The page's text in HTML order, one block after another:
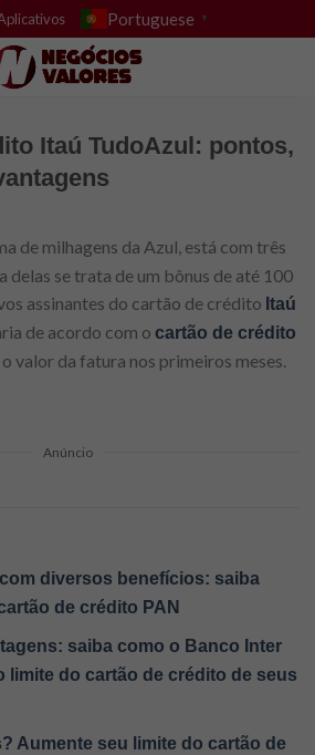
Portuguese ▼
Itaú TudoAzul: pontos,
de milhagens da Azul, está com três
delas se trata de um bônus de até 100
assinantes do cartão de crédito Itaú
de acordo com o cartão de crédito
valor da fatura nos primeiros meses.
Anúncio
diversos benefícios: saiba
de crédito PAN
saiba como o Banco Inter
limite do cartão de crédito de seus
Aumente seu limite do cartão de